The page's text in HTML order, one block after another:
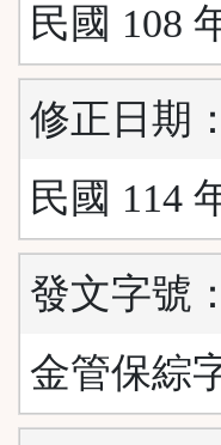
民國 108
修正日期：
民國 114
發文字號：
金管保綜